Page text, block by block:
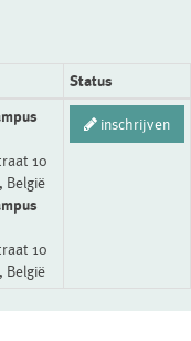
Status
10
België
10
België
inschrijven